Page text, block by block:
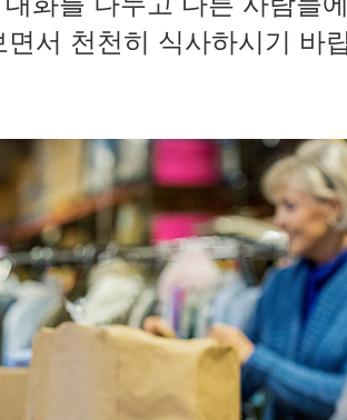
서 천천히 식사하시기 바